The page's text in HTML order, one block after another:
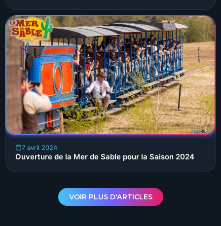
7 avril 2024
Ouverture de la Mer de Sable pour la Saison 2024
VOIR PLUS D'ARTICLES